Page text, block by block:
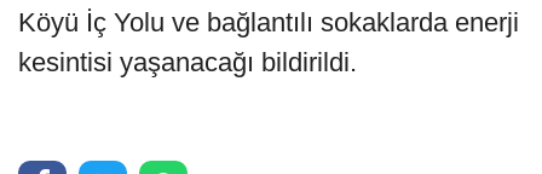
Köyü İç Yolu ve bağlantılı sokaklarda enerji
kesintisi yaşanacağı bildirildi.